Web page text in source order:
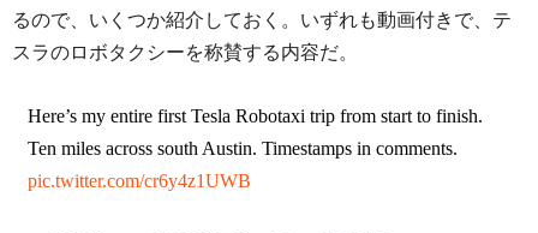
るので、いくつか紹介しておく。いずれも動画付きで、テ
スラのロボタクシーを称賛する内容だ。
Here’s my entire first Tesla Robotaxi trip from start to finish.
Ten miles across south Austin. Timestamps in comments.
pic.twitter.com/cr6y4z1UWB